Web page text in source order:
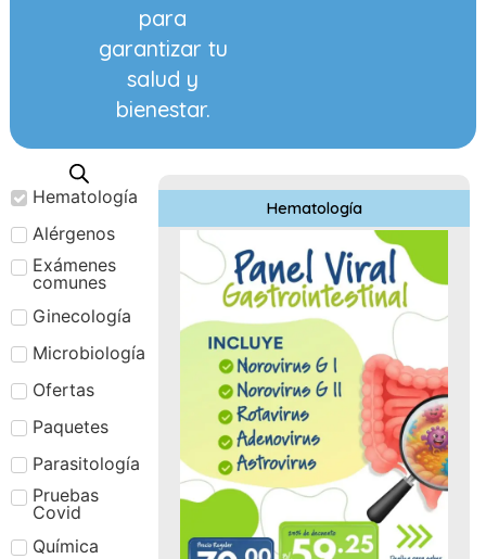
para
garantizar tu
salud y
bienestar.
Hematología
Alérgenos
Exámenes
comunes
Ginecología
Microbiología
Ofertas
Paquetes
Parasitología
Pruebas
Covid
Química
Hematología